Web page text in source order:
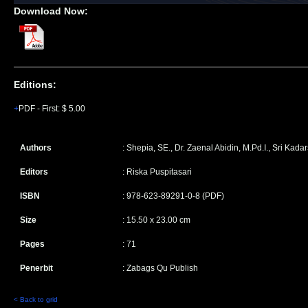
Download Now:
Editions:
PDF - First: $ 5.00
Authors : Shepia, SE., Dr. Zaenal Abidin, M.Pd.I., Sri
Editors : Riska Puspitasari
ISBN : 978-623-89291-0-8 (PDF)
Size : 15.50 x 23.00 cm
Pages : 71
Penerbit : Zabags Qu Publish
< Back to grid